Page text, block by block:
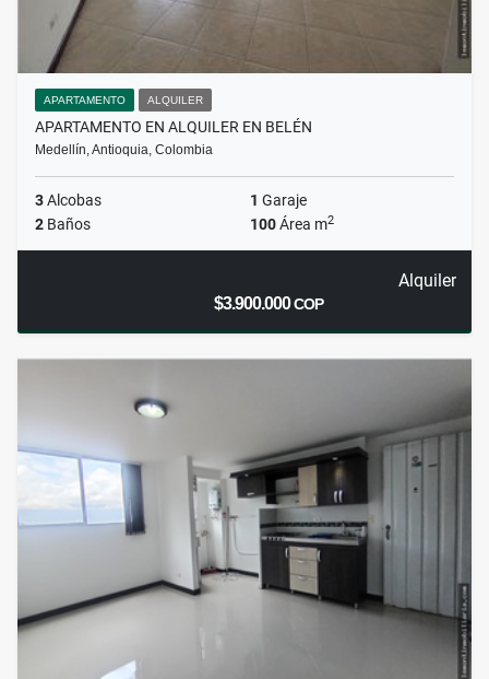
APARTAMENTO ALQUILER
APARTAMENTO EN ALQUILER EN BELÉN
Medellín, Antioquia, Colombia
3Alcobas 1 Garaje
2 Baños 100Área m2
Alquiler
$3.900.000COP